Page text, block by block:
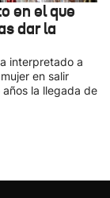
en el que
dar la
interpretado a
en salir
la llegada de